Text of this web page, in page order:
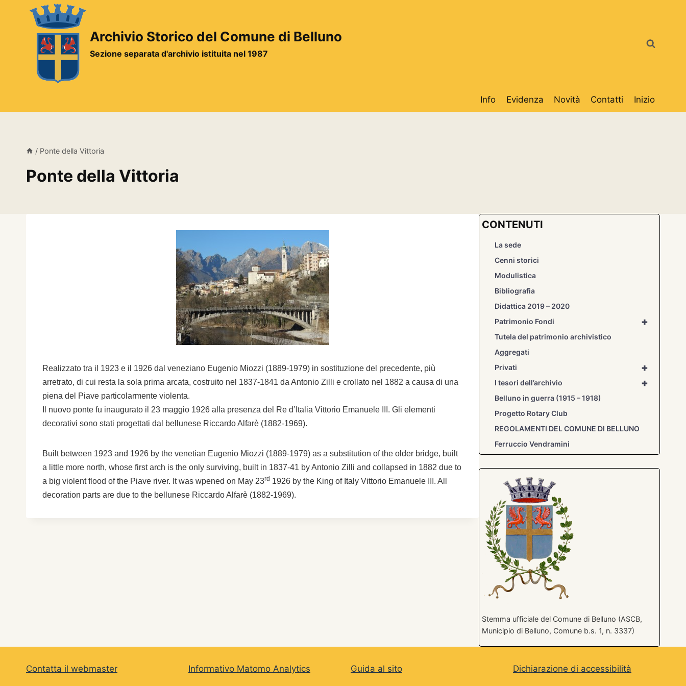
contenuto
Archivio Storico del Comune di Belluno
Sezione separata d'archivio istituita nel 1987
Info Evidenza Novità Contatti Inizio
/ Ponte della Vittoria
Ponte della Vittoria
Realizzato tra il 1923 e il 1926 dal veneziano Eugenio Miozzi (1889-1979) in sostituzione del precedente, più
arretrato, di cui resta la sola prima arcata, costruito nel 1837-1841 da Antonio Zilli e crollato nel 1882 a causa di una
piena del Piave particolarmente violenta.
Il nuovo ponte fu inaugurato il 23 maggio 1926 alla presenza del Re d’Italia Vittorio Emanuele III. Gli elementi
decorativi sono stati progettati dal bellunese Riccardo Alfarè (1882-1969).
Built between 1923 and 1926 by the venetian Eugenio Miozzi (1889-1979) as a substitution of the older bridge, built
a little more north, whose first arch is the only surviving, built in 1837-41 by Antonio Zilli and collapsed in 1882 due to
a big violent flood of the Piave river. It was wpened on May 23rd 1926 by the King of Italy Vittorio Emanuele III. All
decoration parts are due to the bellunese Riccardo Alfarè (1882-1969).
CONTENUTI
La sede
Cenni storici
Modulistica
Bibliografia
Didattica 2019 – 2020
+
Patrimonio Fondi
Tutela del patrimonio archivistico
Aggregati
+
Privati
+
I tesori dell’archivio
Belluno in guerra (1915 – 1918)
Progetto Rotary Club
REGOLAMENTI DEL COMUNE DI BELLUNO
Ferruccio Vendramini
Stemma ufficiale del Comune di Belluno (ASCB,
Municipio di Belluno, Comune b.s. 1, n. 3337)
Contatta il webmaster Informativo Matomo Analytics Guida al sito Dichiarazione di accessibilità